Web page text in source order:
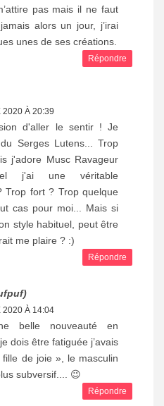
pas mais il ne faut
alors un jour, j’irai
unes de ses créations.
Répondre
2020 À 20:39
d'aller le sentir ! Je
Serges Lutens... Trop
j'adore Musc Ravageur
j'ai une véritable
Trop fort ? Trop quelque
cas pour moi... Mais si
style habituel, peut être
me plaire ? :)
Répondre
2020 À 14:04
belle nouveauté en
dois être fatiguée j’avais
fille de joie », le masculin
subversif.... 😉
Répondre